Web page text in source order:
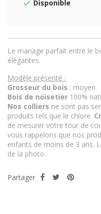
Disponible
Le mariage parfait entre le
élégantes.
Modèle présenté :
Grosseur du bois : moyen
Bois de noisetier 100%
Nos colliers ne sont pas
produits tels que le chlore.
de mesurer votre tour de
vous rappelons que nos
enfants de moins de 3 ans.
de la photo.
Partager